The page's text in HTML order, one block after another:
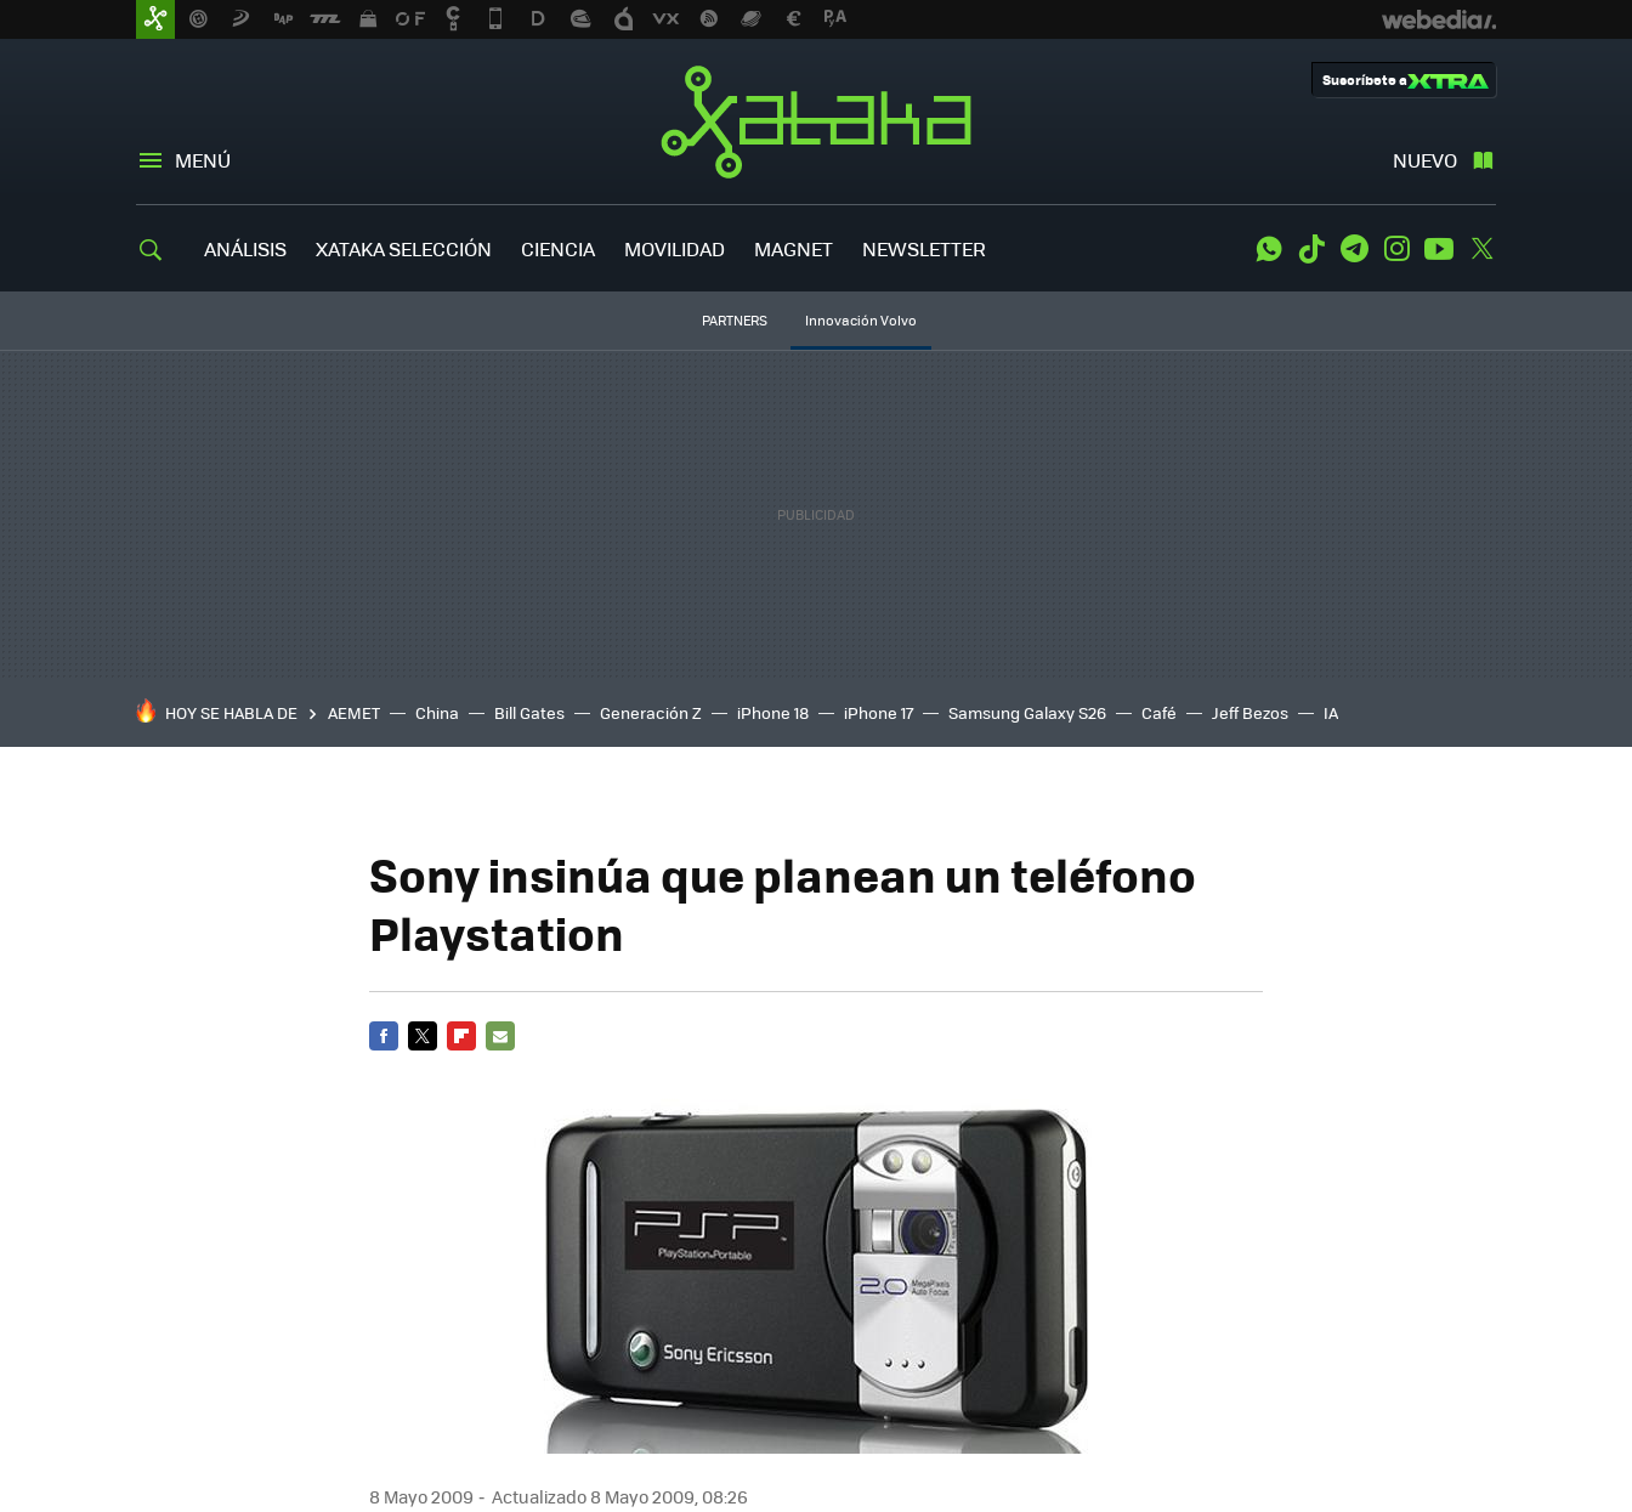
MENÚ NUEVO
Suscríbete a
ANÁLISIS XATAKA SELECCIÓN CIENCIA MOVILIDAD MAGNET NEWSLETTER WhatsApp
Tiktok TelegramInstagramYoutube
PARTNERS Innovación Volvo
HOY SE HABLA DE AEMET China Bill Gates Generación Z iPhone 18 iPhone 17 Samsung Galaxy S26 Café Jeff Bezos IA
Sony insinúa que planean un teléfono
Playstation
8 Mayo 2009 Actualizado 8 Mayo 2009, 08:26